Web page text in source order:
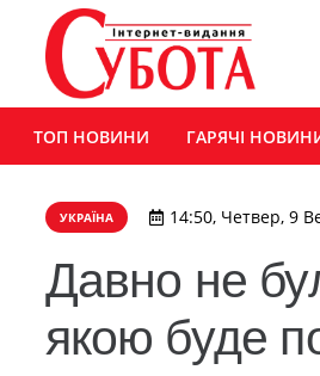
ТОП НОВИНИ ГАРЯЧІ
УКРАЇНА 14:50, Четвер, 9
Давно не
якою буде